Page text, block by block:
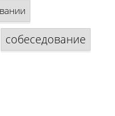
собеседование